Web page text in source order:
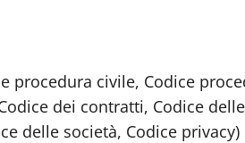
procedura civile, Codice
dei contratti, Codice
delle società, Codice privacy)